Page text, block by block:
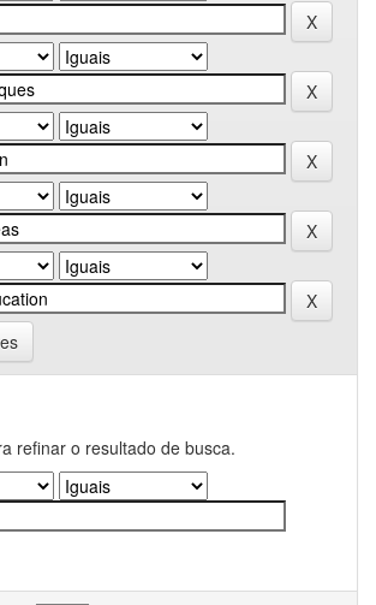
refinar o resultado de busca.